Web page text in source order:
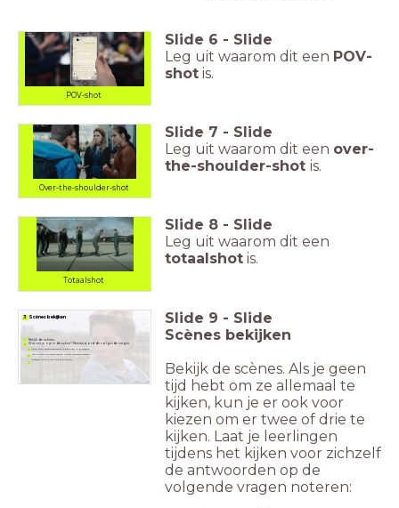
POV-shot
Film:
#Tagged
Slide 6 - Slide
Leg uit waarom dit een POV-
shot is.
Over-the-shoulder-shot
Film:Boy 7 Slide 7 - Slide
Leg uit waarom dit een over-
the-shoulder-shot is.
Totaalshot
Film: Een bizarre samenloop van omstandigheden Slide 8 - Slide
Leg uit waarom dit een
totaalshot is.
Bekijk de scènes.
Wat valt je op in de scène? Beantwoord de volgende vragen:
3 Scènes bekijken Slide 9 - Slide
Scènes bekijken
Bekijk de scènes. Als je geen
tijd hebt om ze allemaal te
kijken, kun je er ook voor
kiezen om er twee of drie te
kijken. Laat je leerlingen
tijdens het kijken voor zichzelf
de antwoorden op de
volgende vragen noteren: